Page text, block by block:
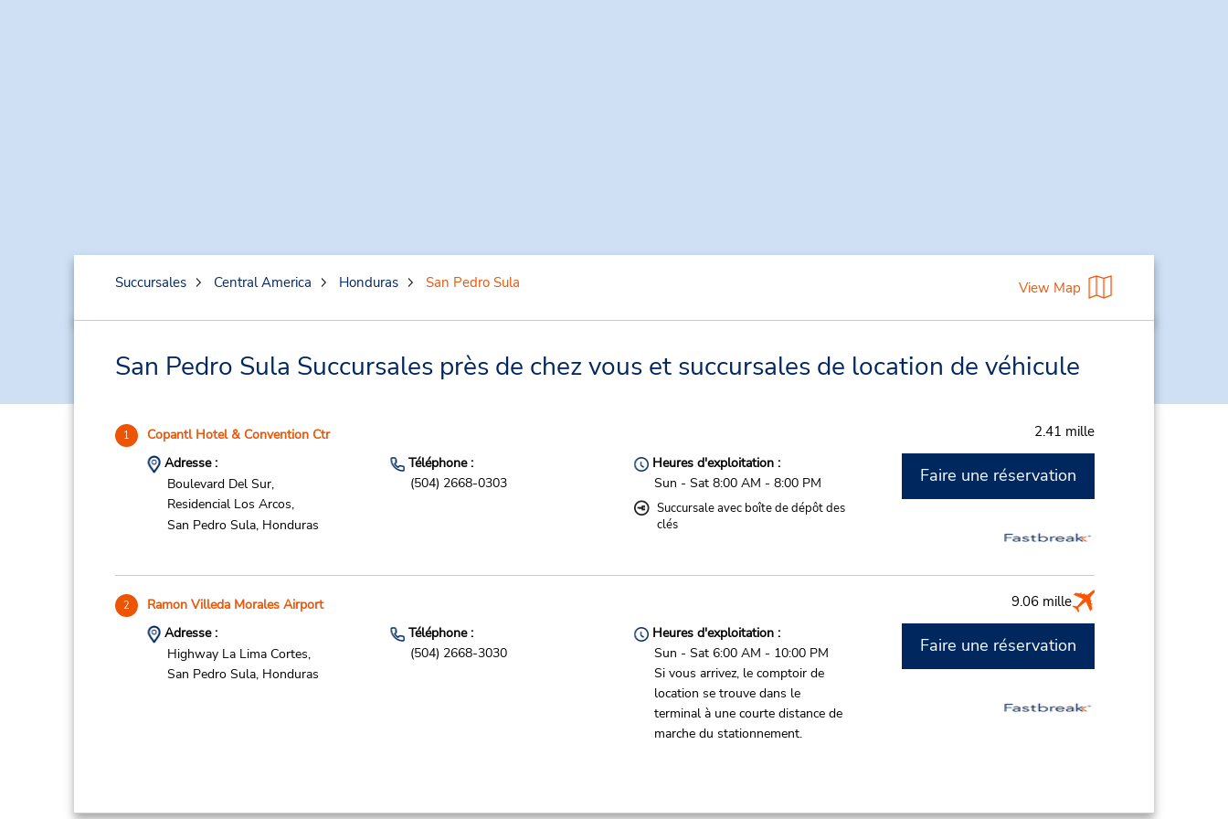
Succursales Central America Honduras San Pedro Sula View Map
San Pedro Sula Succursales près de chez vous et succursales de location de véhicule
1 Copantl Hotel & Convention Ctr 2.41 mille
Adresse :
Boulevard Del Sur,
Residencial Los Arcos,
San Pedro Sula, Honduras
Téléphone :
(504) 2668-0303
Heures d'exploitation :
Sun - Sat 8:00 AM - 8:00 PM
Succursale avec boîte de dépôt des
clés
Faire une réservation
2 Ramon Villeda Morales Airport 9.06 mille
Adresse :
Highway La Lima Cortes,
San Pedro Sula, Honduras
Téléphone :
(504) 2668-3030
Heures d'exploitation :
Sun - Sat 6:00 AM - 10:00 PM
Si vous arrivez, le comptoir de
location se trouve dans le
terminal à une courte distance de
marche du stationnement.
Faire une réservation